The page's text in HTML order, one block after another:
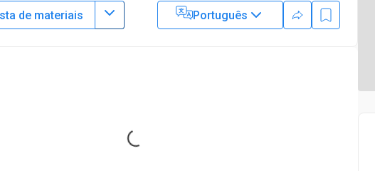
1,Erik Carrera1,Hayden McClain1,Robert MacCurdy2
de materiais Português
Loading...